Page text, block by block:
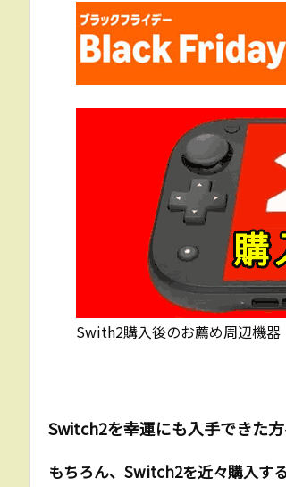
Swith2購入後のお薦め周辺機器
Switch2を幸運にも入手できた
もちろん、Switch2を近々購入す